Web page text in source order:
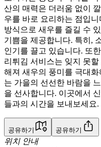
산의 매력은 더러움 없이
우를 바로 요리하는 점입
방식으로 새우를 즐길 수
기쁨을 제공합니다. 특히,
인기를 끌고 있습니다. 또
리튀김 서비스는 잊지 못
해져 새우의 풍미를 극대
는 가을의 선선한 바람을
을 선사합니다. 이곳에서
들과의 시간을 보내보세요.
공유하기 공유하기
위치 안내